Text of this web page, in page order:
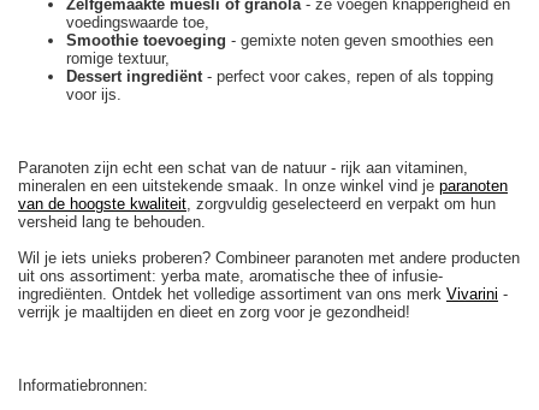
Zelfgemaakte muesli of granola - ze voegen knapperigheid en
voedingswaarde toe,
Smoothie toevoeging - gemixte noten geven smoothies een
romige textuur,
Dessert ingrediënt - perfect voor cakes, repen of als topping
voor ijs.
Paranoten zijn echt een schat van de natuur - rijk aan vitaminen,
mineralen en een uitstekende smaak. In onze winkel vind je paranoten
van de hoogste kwaliteit , zorgvuldig geselecteerd en verpakt om hun
versheid lang te behouden.
Wil je iets unieks proberen? Combineer paranoten met andere producten
uit ons assortiment: yerba mate, aromatische thee of infusie-
ingrediënten. Ontdek het volledige assortiment van ons merk Vivarini -
verrijk je maaltijden en dieet en zorg voor je gezondheid!
Informatiebronnen: